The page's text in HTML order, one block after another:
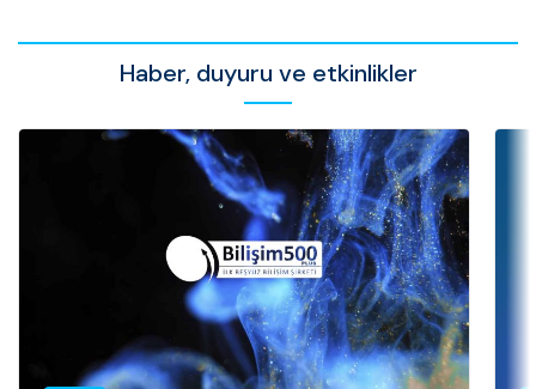
Haber, duyuru ve etkinlikler